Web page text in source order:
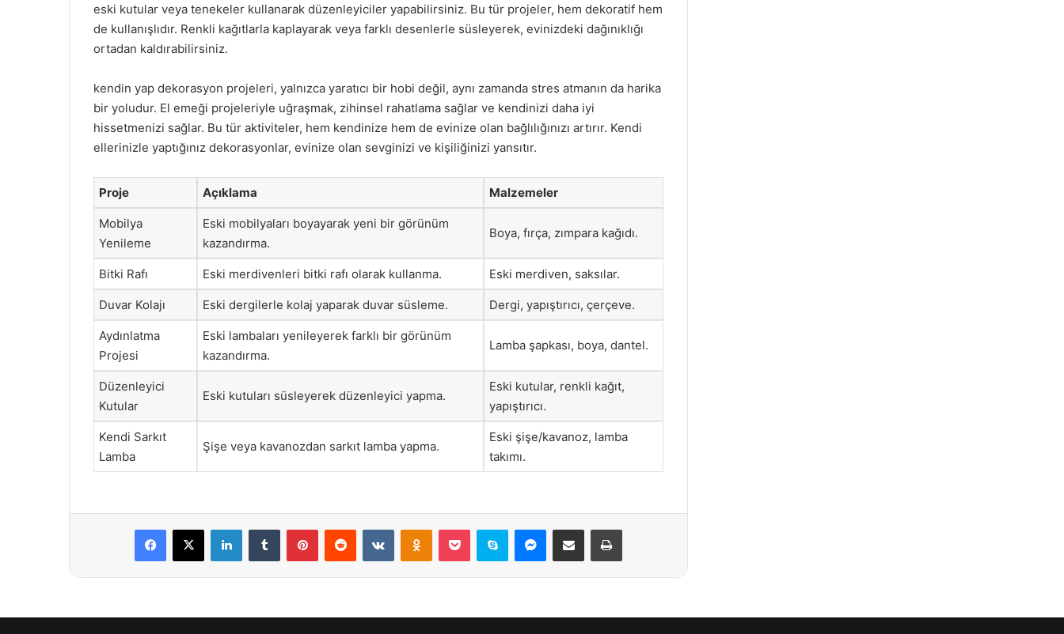
eski kutular veya tenekeler kullanarak düzenleyiciler yapabilirsiniz. Bu tür projeler, hem dekoratif hem
de kullanışlıdır. Renkli kağıtlarla kaplayarak veya farklı desenlerle süsleyerek, evinizdeki dağınıklığı
ortadan kaldırabilirsiniz.
kendin yap dekorasyon projeleri, yalnızca yaratıcı bir hobi değil, aynı zamanda stres atmanın da harika
bir yoludur. El emeği projeleriyle uğraşmak, zihinsel rahatlama sağlar ve kendinizi daha iyi
hissetmenizi sağlar. Bu tür aktiviteler, hem kendinize hem de evinize olan bağlılığınızı artırır. Kendi
ellerinizle yaptığınız dekorasyonlar, evinize olan sevginizi ve kişiliğinizi yansıtır.
Proje Açıklama Malzemeler
Mobilya
Yenileme
Eski mobilyaları boyayarak yeni bir görünüm
kazandırma.
Boya, fırça, zımpara kağıdı.
Bitki Rafı Eski merdivenleri bitki rafı olarak kullanma. Eski merdiven, saksılar.
Duvar Kolajı Eski dergilerle kolaj yaparak duvar süsleme. Dergi, yapıştırıcı, çerçeve.
Aydınlatma
Projesi
Eski lambaları yenileyerek farklı bir görünüm
kazandırma.
Lamba şapkası, boya, dantel.
Düzenleyici
Kutular
Eski kutuları süsleyerek düzenleyici yapma.
Eski kutular, renkli kağıt,
yapıştırıcı.
Kendi Sarkıt
Lamba
Şişe veya kavanozdan sarkıt lamba yapma.
Eski şişe/kavanoz, lamba
takımı.
Facebook
X LinkedInTumblr PinterestReddit VKontakteOdnoklassniki
Pocket Skype Messenger
E-Posta ile paylaş Yazdır